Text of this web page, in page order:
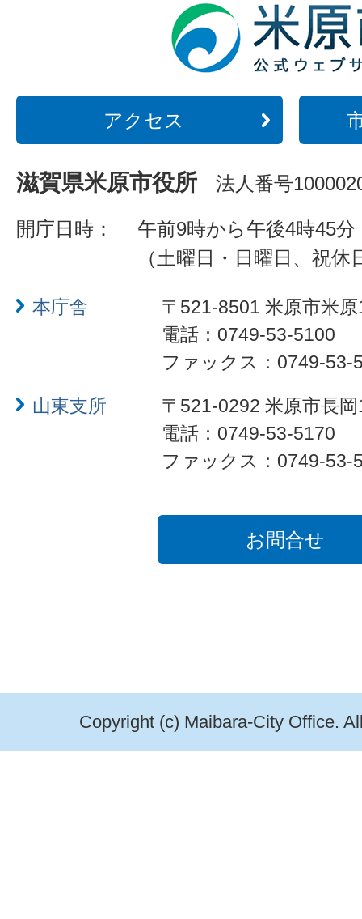
アクセス
滋賀県米原市役所 法人番号
開庁日時：
午前9時から午後4時45分
（土曜日・日曜日、祝
本庁舎
〒521-8501 米原市米
電話：0749-53-5100
ファックス：0749-53-
山東支所
〒521-0292 米原市長
電話：0749-53-5170
ファックス：0749-53-
お問合せ
Copyright (c) Maibara-City Office.